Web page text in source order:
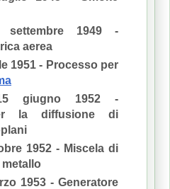
1949 -
aerea
1951 - Processo per
1952 -
la diffusione di
1952 - Miscela di
1953 - Generatore